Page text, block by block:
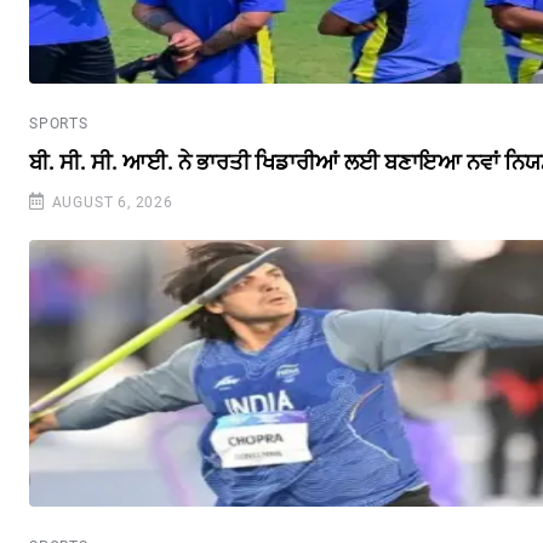
SPORTS
ਬੀ. ਸੀ. ਸੀ. ਆਈ. ਨੇ ਭਾਰਤੀ ਖਿਡਾਰੀਆਂ ਲਈ ਬਣਾਇਆ ਨਵਾਂ
AUGUST 6, 2026